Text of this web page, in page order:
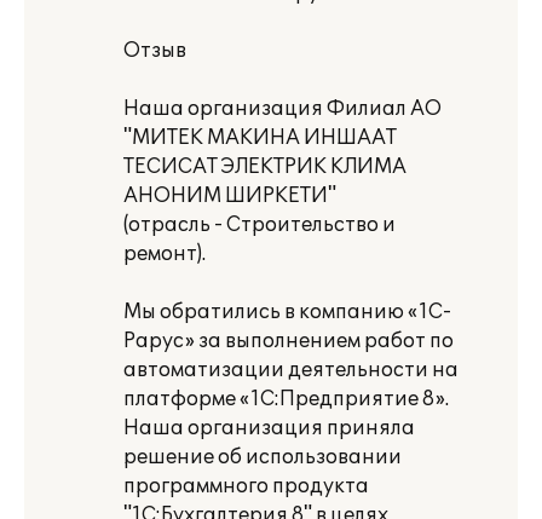
Отзыв
Наша организация Филиал АО
"МИТЕК МАКИНА ИНШААТ
ТЕСИСАТ ЭЛЕКТРИК КЛИМА
АНОНИМ ШИРКЕТИ"
(отрасль - Строительство и
ремонт).
Мы обратились в компанию «1С-
Рарус» за выполнением работ по
автоматизации деятельности на
платформе «1С:Предприятие 8».
Наша организация приняла
решение об использовании
программного продукта